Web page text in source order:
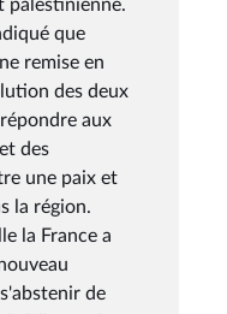
palestinienne.
que
remise en
des deux
aux
des
une paix et
la région.
la France a
de